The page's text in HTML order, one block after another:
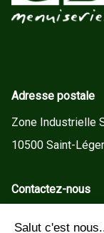
Adresse postale
Zone Industrielle
10500 Saint-
Contactez-nous